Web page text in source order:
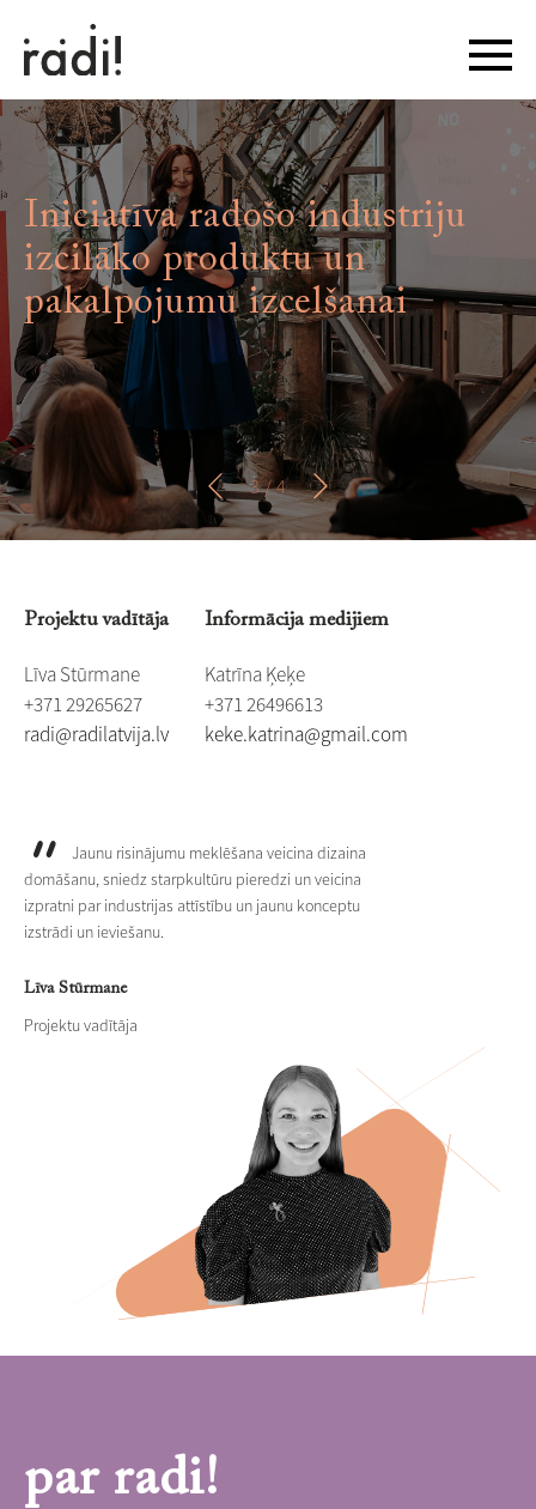
Iniciatīva radošo industriju
izcilāko produktu un
pakalpojumu izcelšanai
3/ 4
Projektu vadītāja
Līva Stūrmane
+371 29265627
​radi@radilatvija.lv
Informācija medijiem
Katrīna Ķeķe
+371 26496613
​​keke.katrina@gmail.com
Jaunu risinājumu meklēšana veicina dizaina
domāšanu, sniedz starpkultūru pieredzi un veicina
izpratni par industrijas attīstību un jaunu konceptu
izstrādi un ieviešanu.
Līva Stūrmane
Projektu vadītāja
par radi!